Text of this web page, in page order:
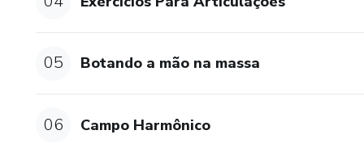
05 Botando a mão na massa
06 Campo Harmônico